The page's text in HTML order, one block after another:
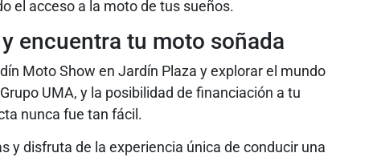
el acceso a la moto de tus sueños.
encuentra tu moto soñada
Moto Show en Jardín Plaza y explorar el mundo
UMA, y la posibilidad de financiación a tu
nunca fue tan fácil.
y disfruta de la experiencia única de conducir una